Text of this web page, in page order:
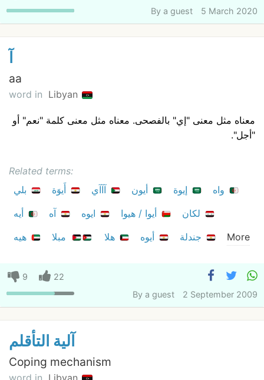
By a guest 5 March 2020
آ
aa
word in Libyan
معناه مثل معنى "إي" بالفصحى. معناه مثل معنى كلمة "نعم" أو
"أجل".
Related terms:
بلي
أَيوَة آآآي أيون إيوة
واه
أيه
آه ايوه أيوا / هيوا
لكان
هيه
مبلا هلا أيوه جندلة More
9
22
By a guest 2 September 2009
آلية التأقلم
Coping mechanism
word in Libyan